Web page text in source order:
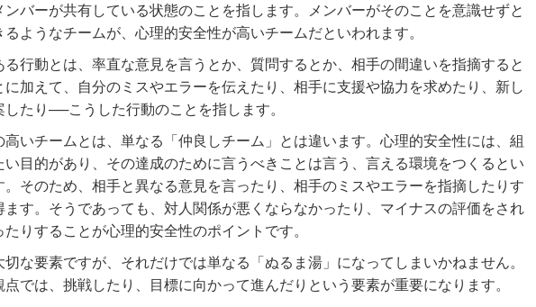
バーが共有している状態のことを指します。メンバーがそのことを意識せずと
るようなチームが、心理的安全性が高いチームだといわれます。
る行動とは、率直な意見を言うとか、質問するとか、相手の間違いを指摘すると
加えて、自分のミスやエラーを伝えたり、相手に支援や協力を求めたり、新し
たり──こうした行動のことを指します。
高いチームとは、単なる「仲良しチーム」とは違います。心理的安全性には、組
目的があり、その達成のために言うべきことは言う、言える環境をつくるとい
。そのため、相手と異なる意見を言ったり、相手のミスやエラーを指摘したりす
ます。そうであっても、対人関係が悪くならなかったり、マイナスの評価をされ
りすることが心理的安全性のポイントです。
な要素ですが、それだけでは単なる「ぬるま湯」になってしまいかねません。
では、挑戦したり、目標に向かって進んだりという要素が重要になります。